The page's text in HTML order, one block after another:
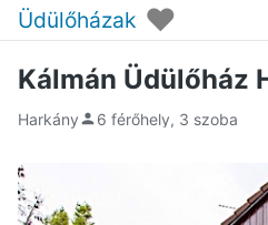
Üdülőházak ♥
Kálmán Üdülőház
Harkány 6 férőhely, 3 szoba